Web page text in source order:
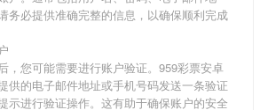
务必提供准确完整的信息，以确保顺利完成
，您可能需要进行账户验证。 959彩票安卓
供的电子邮件地址或手机号码发送一条验证
示进行验证操作。这有助于确保账户的安全